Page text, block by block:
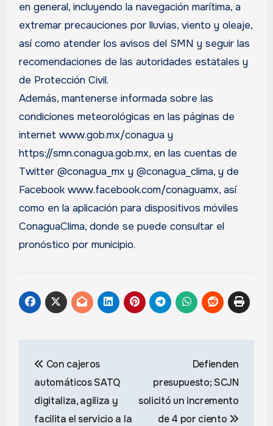
en general, incluyendo la navegación marítima, a
extremar precauciones por lluvias, viento y oleaje,
así como atender los avisos del SMN y seguir las
recomendaciones de las autoridades estatales y
de Protección Civil.
Además, mantenerse informada sobre las
condiciones meteorológicas en las páginas de
internet www.gob.mx/conagua y
https://smn.conagua.gob.mx, en las cuentas de
Twitter @conagua_mx y @conagua_clima, y de
Facebook www.facebook.com/conaguamx, así
como en la aplicación para dispositivos móviles
ConaguaClima, donde se puede consultar el
pronóstico por municipio.
de
entradas
Con cajeros
automáticos SATQ
digitaliza, agiliza y
facilita el servicio a la
Defienden
presupuesto; SCJN
solicitó un incremento
de 4 por ciento